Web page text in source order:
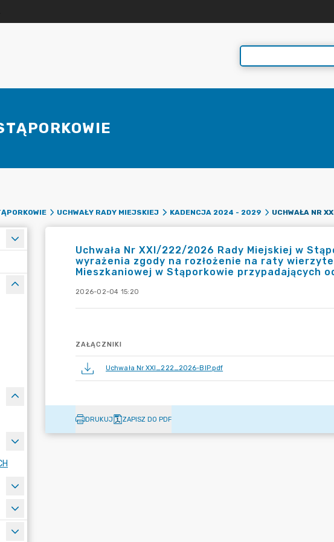
UCHWAŁY RADY MIEJSKIEJ KADENCJA 2024 - 2029
Uchwała Nr XXI/222/2026 Rady Miejskiej w
wyrażenia zgody na rozłożenie na raty
Mieszkaniowej w Stąporkowie przypadających
2026-02-04 15:20
ZAŁĄCZNIKI
Uchwała Nr XXI_222_2026-BIP.pdf
DRUKUJ ZAPISZ DO PDF